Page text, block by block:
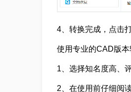
4、转换完成，点击
使用专业的CAD版本
1、选择知名度高、
2、在使用前仔细阅